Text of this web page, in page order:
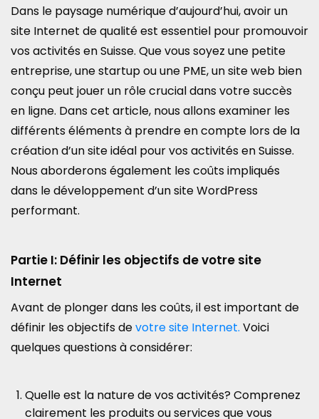
Dans le paysage numérique d’aujourd’hui, avoir un
site Internet de qualité est essentiel pour promouvoir
vos activités en Suisse. Que vous soyez une petite
entreprise, une startup ou une PME, un site web bien
conçu peut jouer un rôle crucial dans votre succès
en ligne. Dans cet article, nous allons examiner les
différents éléments à prendre en compte lors de la
création d’un site idéal pour vos activités en Suisse.
Nous aborderons également les coûts impliqués
dans le développement d’un site WordPress
performant.
Partie I: Définir les objectifs de votre site
Internet
Avant de plonger dans les coûts, il est important de
définir les objectifs devotre site Internet. Voici
quelques questions à considérer:
Quelle est la nature de vos activités? Comprenez
clairement les produits ou services que vous